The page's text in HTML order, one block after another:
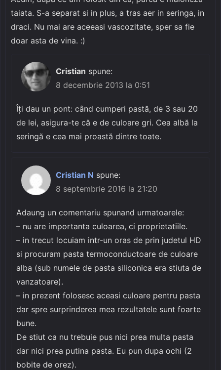
taiata. S-a separat si in plus, a tras aer in seringa, in
draci. Nu mai are aceeasi vascozitate, sper sa fie
doar asta de vina. :)
Cristian spune:
8 decembrie 2013 la 0:51
Îți dau un pont: când cumperi pastă, de 3 sau 20
de lei, asigura-te că e de culoare gri. Cea albă la
seringă e cea mai proastă dintre toate.
Cristian N spune:
8 septembrie 2016 la 21:20
Adaung un comentariu spunand urmatoarele:
– nu are importanta culoarea, ci proprietatiile.
– in trecut locuiam intr-un oras de prin judetul HD
si procuram pasta termoconductoare de culoare
alba (sub numele de pasta siliconica era stiuta de
vanzatoare).
– in prezent folosesc aceasi culoare pentru pasta
dar spre surprinderea mea rezultatele sunt foarte
bune.
De stiut ca nu trebuie pus nici prea multa pasta
dar nici prea putina pasta. Eu pun dupa ochi (2
bobite de orez).